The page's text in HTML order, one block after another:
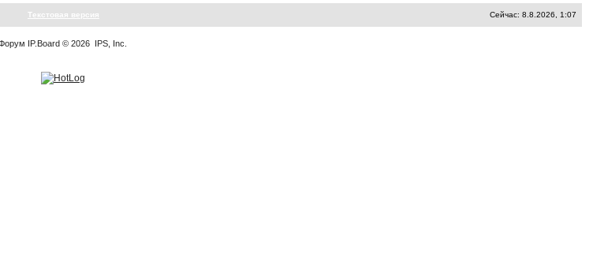
Текстовая версия Сейчас: 8.8.2026, 1:07
IP.Board © 2026 IPS, Inc